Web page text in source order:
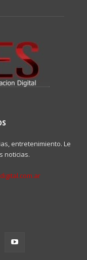
entretenimiento. Le
noticias.